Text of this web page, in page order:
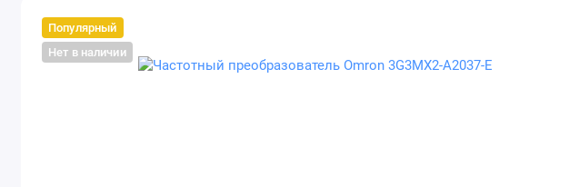
Популярный
Нет в наличии